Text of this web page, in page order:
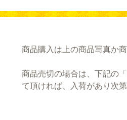
商品購入は上の商品写真か
商品売切の場合は、下記の
て頂ければ、入荷があり次